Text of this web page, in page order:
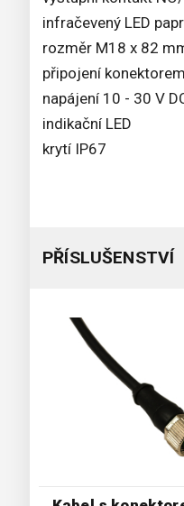
infračevený LED
rozměr M18 x 82
připojení
napájení 10 - 30 V
indikační LED
krytí IP67
PŘÍSLUŠENSTVÍ